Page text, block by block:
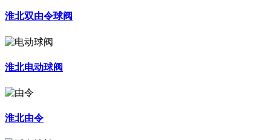
淮北双由令球阀
淮北电动球阀
淮北由令